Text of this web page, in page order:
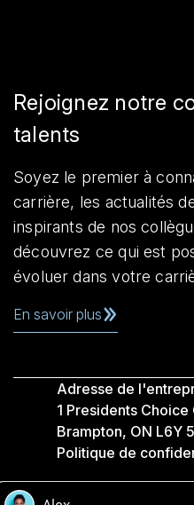
Rejoignez notre
talents
Soyez le premier à
carrière, les actualités
inspirants de nos
découvrez ce qui est
évoluer dans votre
En savoir plus
Adresse de
1 Presidents Choice
Brampton, ON L6Y
Politique de